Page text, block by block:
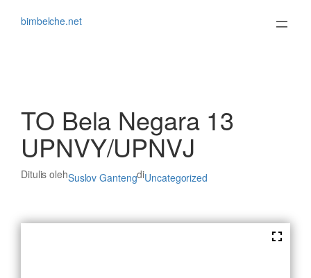
bimbelche.net
TO Bela Negara 13
UPNVY/UPNVJ
Ditulis olehSuslov GantengdiUncategorized